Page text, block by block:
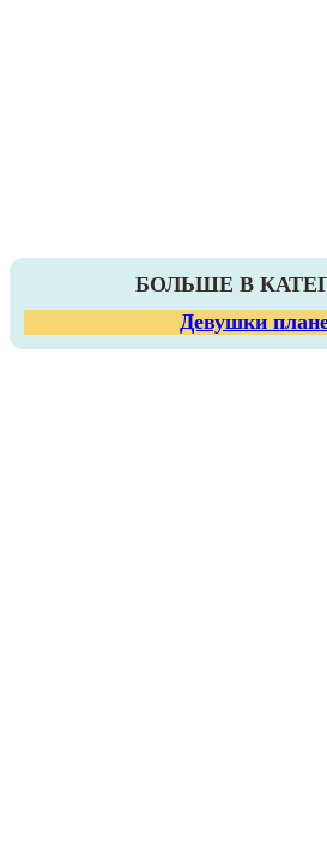
БОЛЬШЕ В
Девушки